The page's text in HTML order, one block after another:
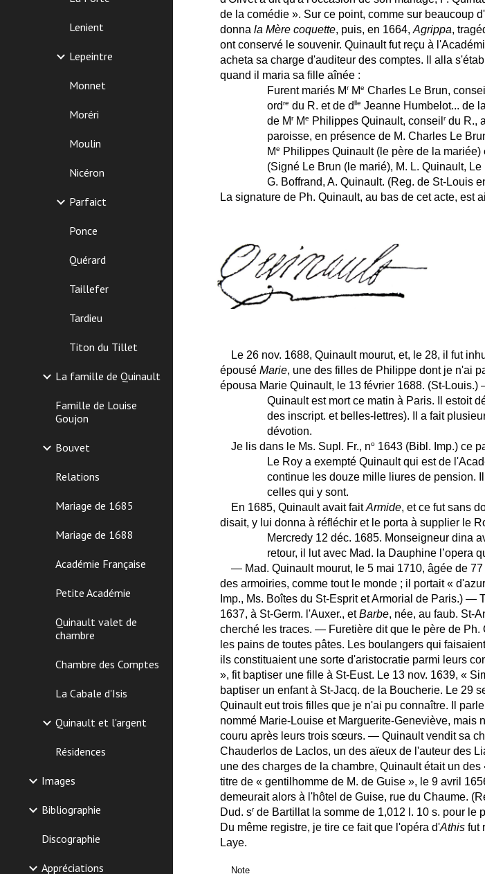
Lenient
Lepeintre
Monnet
Moréri
Moulin
Nicéron
Parfaict
Ponce
Quérard
Taillefer
Tardieu
Titon du Tillet
La famille de Quinault
Famille de Louise
Goujon
Bouvet
Relations
Mariage de 1685
Mariage de 1688
Académie Française
Petite Académie
Quinault valet de
chambre
Chambre des Comptes
La Cabale d'Isis
Quinault et l'argent
Résidences
Images
Bibliographie
Discographie
Appréciations
de la comédie ». Sur ce point, comme sur beaucoup
donnala Mère coquette, puis, en 1664,Agrippa,
ont conservé le souvenir. Quinault fut reçu à
acheta sa charge d'auditeur des comptes. Il alla
quand il maria sa fille aînée :
Furent mariés MrMe Charles Le Brun,
ordre du R. et de dlle Jeanne Humbelot... de
de MrMe Philippes Quinault, conseilrdu R.,
paroisse, en présence de M. Charles Le
Me
Philippes Quinault (le père de la
(Signé Le Brun (le marié), M. L. Quinault,
G. Boffrand, A. Quinault. (Reg. de St-Louis
La signature de Ph. Quinault, au bas de cet acte, est
Le 26 nov. 1688, Quinault mourut, et, le 28, il fut
épouséMarie, une des filles de Philippe dont je n'ai
épousa Marie Quinault, le 13 février 1688. (St-
Quinault est mort ce matin à Paris. Il estoit
des inscript. et belles-lettres). Il a fait
dévotion.
Je lis dans le Ms. Supl. Fr., no 1643 (Bibl. Imp.) ce
Le Roy a exempté Quinault qui est de
continue les douze mille liures de pension.
celles qui y sont.
En 1685, Quinault avait faitArmide, et ce fut sans
disait, y lui donna à réfléchir et le porta à supplier le
Mercredy 12 déc. 1685. Monseigneur dina
retour, il lut avec Mad. la Dauphine l’opera
— Mad. Quinault mourut, le 5 mai 1710, âgée de
des armoiries, comme tout le monde ; il portait «
Imp., Ms. Boîtes du St-Esprit et Armorial de Paris.)
1637, à St-Germ. l'Auxer., etBarbe, née, au faub. St-
cherché les traces. — Furetière dit que le père de
les pains de toutes pâtes. Les boulangers qui
ils constituaient une sorte d'aristocratie parmi leurs
», fit baptiser une fille à St-Eust. Le 13 nov. 1639, «
baptiser un enfant à St-Jacq. de la Boucherie. Le 29
Quinault eut trois filles que je n'ai pu connaître. Il
nommé Marie-Louise et Marguerite-Geneviève,
couru après leurs trois sœurs. — Quinault vendit sa
Chauderlos de Laclos, un des aïeux de l'auteur des
une des charges de la chambre, Quinault était un
titre de « gentilhomme de M. de Guise », le 9 avril
demeurait alors à l'hôtel de Guise, rue du Chaume.
Dud. srde Bartillat la somme de 1,012 l. 10 s. pour le
Du même registre, je tire ce fait que l'opéra d'Athis fut
Laye.
Note